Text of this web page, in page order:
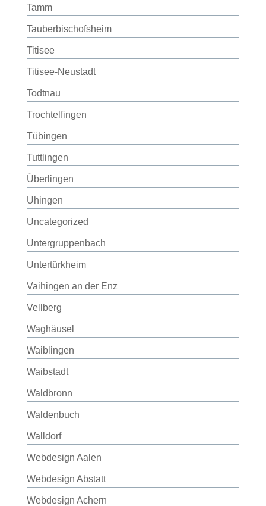
Tamm
Tauberbischofsheim
Titisee
Titisee-Neustadt
Todtnau
Trochtelfingen
Tübingen
Tuttlingen
Überlingen
Uhingen
Uncategorized
Untergruppenbach
Untertürkheim
Vaihingen an der Enz
Vellberg
Waghäusel
Waiblingen
Waibstadt
Waldbronn
Waldenbuch
Walldorf
Webdesign Aalen
Webdesign Abstatt
Webdesign Achern